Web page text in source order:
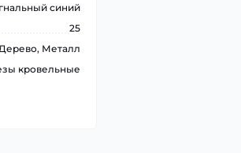
синий
25
Металл
кровельные